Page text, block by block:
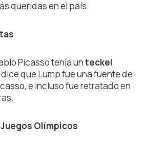
queridas en el país.
Picasso tenía unteckel
dice que Lump fue una fuente de
e incluso fue retratado en
Olímpicos